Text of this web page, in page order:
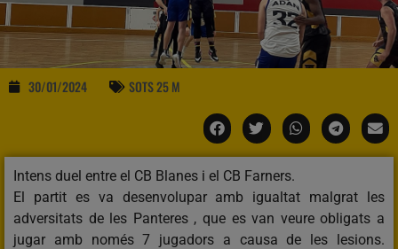
30/01/2024 SOTS 25 M
Intens duel entre el CB Blanes i el CB Farners.
El partit es va desenvolupar amb igualtat malgrat les
adversitats de les Panteres , que es van veure obligats a
jugar amb només 7 jugadors a causa de les lesions.